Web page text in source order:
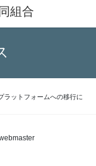
組合
ラットフォームへの移行に